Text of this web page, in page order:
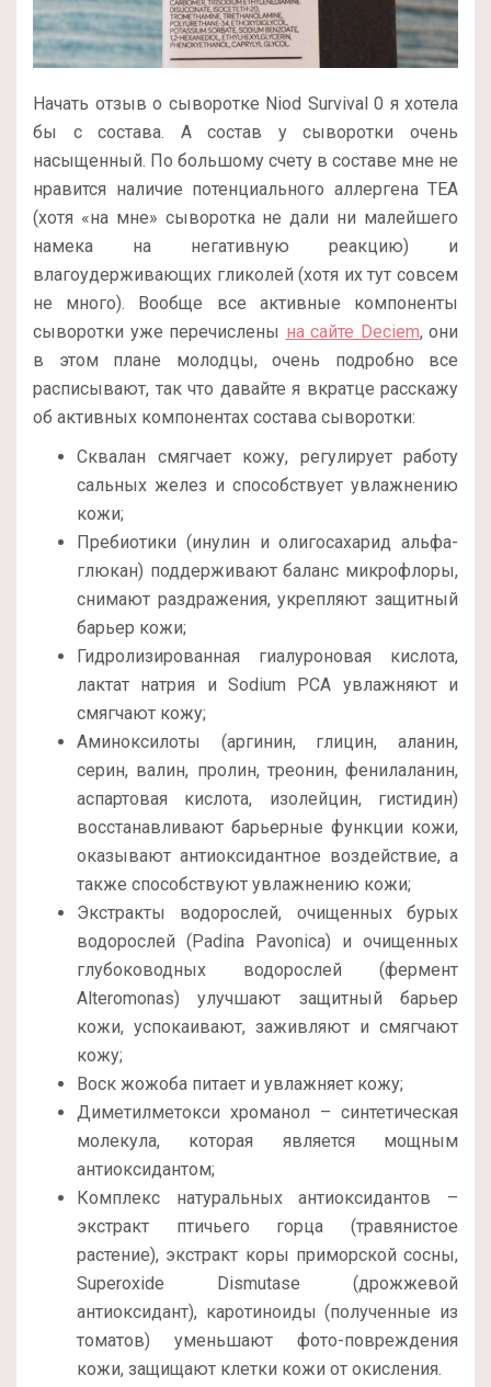
Начать отзыв о сыворотке Niod Survival 0 я хотела
бы с состава. А состав у сыворотки очень
насыщенный. По большому счету в составе мне не
нравится наличие потенциального аллергена TEA
(хотя «на мне» сыворотка не дали ни малейшего
намека на негативную реакцию) и
влагоудерживающих гликолей (хотя их тут совсем
не много). Вообще все активные компоненты
сыворотки уже перечислены на сайте Deciem, они
в этом плане молодцы, очень подробно все
расписывают, так что давайте я вкратце расскажу
об активных компонентах состава сыворотки:
Сквалан смягчает кожу, регулирует работу
сальных желез и способствует увлажнению
кожи;
Пребиотики (инулин и олигосахарид альфа-
глюкан) поддерживают баланс микрофлоры,
снимают раздражения, укрепляют защитный
барьер кожи;
Гидролизированная гиалуроновая кислота,
лактат натрия и Sodium PCA увлажняют и
смягчают кожу;
Аминоксилоты (аргинин, глицин, аланин,
серин, валин, пролин, треонин, фенилаланин,
аспартовая кислота, изолейцин, гистидин)
восстанавливают барьерные функции кожи,
оказывают антиоксидантное воздействие, а
также способствуют увлажнению кожи;
Экстракты водорослей, очищенных бурых
водорослей (Padina Pavonica) и очищенных
глубоководных водорослей (фермент
Alteromonas) улучшают защитный барьер
кожи, успокаивают, заживляют и смягчают
кожу;
Воск жожоба питает и увлажняет кожу;
Диметилметокси хроманол – синтетическая
молекула, которая является мощным
антиоксидантом;
Комплекс натуральных антиоксидантов –
экстракт птичьего горца (травянистое
растение), экстракт коры приморской сосны,
Superoxide Dismutase (дрожжевой
антиоксидант), каротиноиды (полученные из
томатов) уменьшают фото-повреждения
кожи, защищают клетки кожи от окисления.